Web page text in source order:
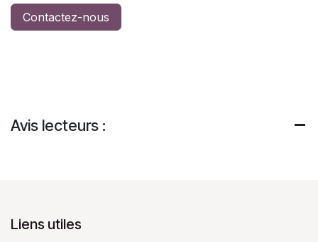
Contactez-nous
Avis lecteurs :
Liens utiles